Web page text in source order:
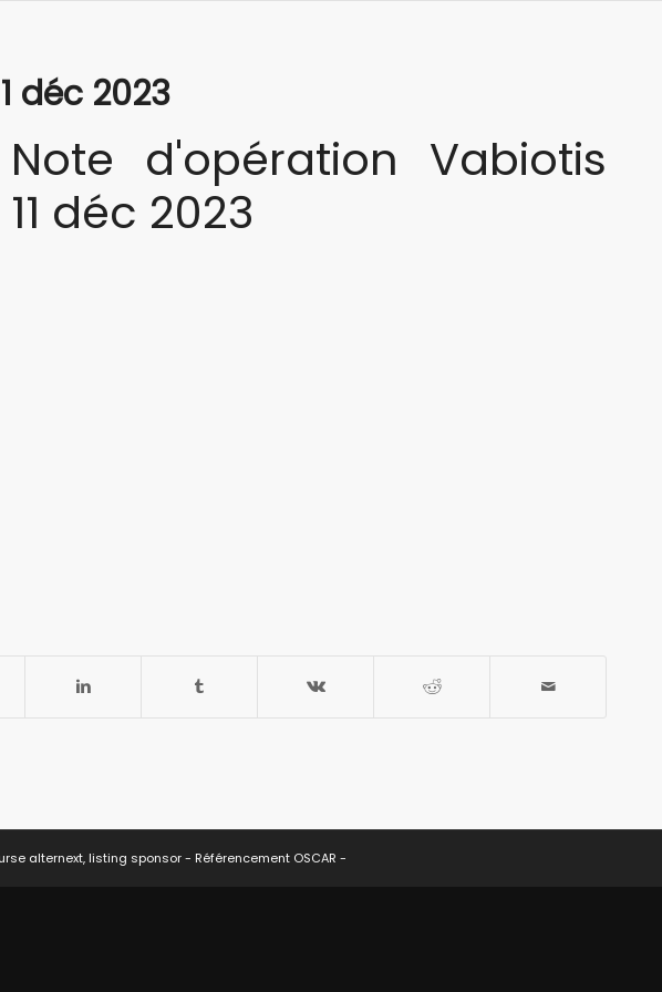
déc 2023
Note d'opération Vabiotis
11 déc 2023
alternext, listing sponsor - Référencement OSCAR -